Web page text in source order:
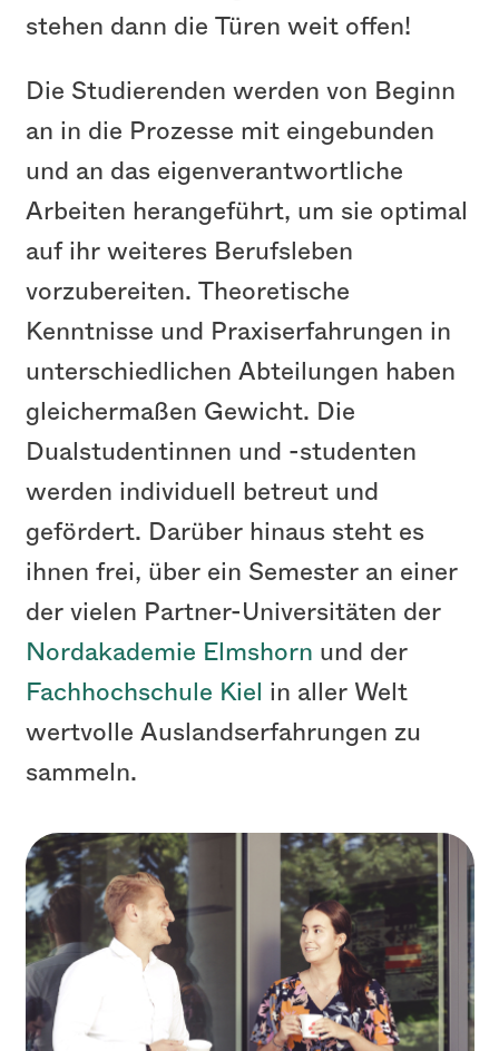
stehen dann die Türen weit offen!
Die Studierenden werden von Beginn
an in die Prozesse mit eingebunden
und an das eigenverantwortliche
Arbeiten herangeführt, um sie optimal
auf ihr weiteres Berufsleben
vorzubereiten. Theoretische
Kenntnisse und Praxiserfahrungen in
unterschiedlichen Abteilungen haben
gleichermaßen Gewicht. Die
Dualstudentinnen und -studenten
werden individuell betreut und
gefördert. Darüber hinaus steht es
ihnen frei, über ein Semester an einer
der vielen Partner-Universitäten der
Nordakademie Elmshorn und der
Fachhochschule Kiel
in aller Welt
wertvolle Auslandserfahrungen zu
sammeln.